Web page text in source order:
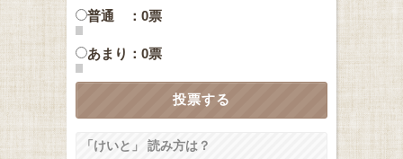
普通 ：0票
あまり：0票
「けいと」 読み方は？